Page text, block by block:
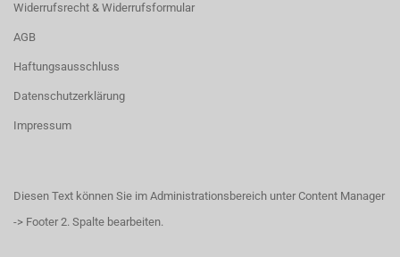
Widerrufsrecht & Widerrufsformular
AGB
Haftungsausschluss
Datenschutzerklärung
Impressum
Diesen Text können Sie im Administrationsbereich unter Content Manager
-> Footer 2. Spalte bearbeiten.